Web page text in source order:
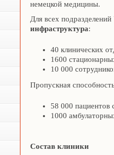
немецкой медицины.
Для всех
инфраструктура:
40 клинических
1600
10 000
Пропускная
58 000 пациентов
1000
Состав клиники